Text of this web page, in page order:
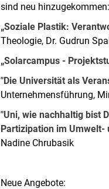
sind neu hinzugekommen:
„Soziale Plastik:
Theologie, Dr. Gudrun
„Solarcampus -
"Die Universität als
Unternehmensführung,
"Uni, wie nachhaltig bist
Partizipation im Umwelt-
Nadine Chrubasik
Neue Angebote: